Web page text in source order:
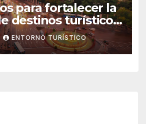
para fortalecer la
destinos turísticos,
ENTORNO TURÍSTICO